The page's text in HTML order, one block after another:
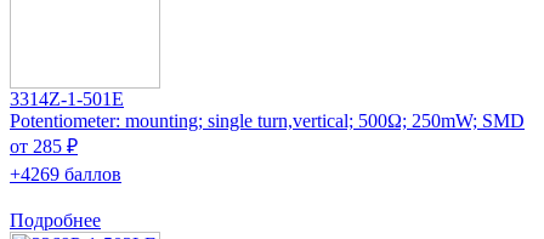
3314Z-1-501E
Potentiometer: mounting; single turn,vertical; 500Ω; 250mW; SMD
от 285 ₽
+4269 баллов
Подробнее